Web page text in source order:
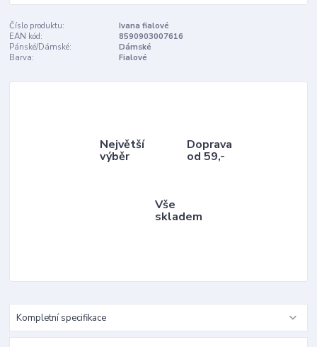
Číslo produktu:
Ivana fialové
EAN kód:
8590903007616
Pánské/Dámské:
Dámské
Barva:
Fialové
Největší
výběr
Doprava
od 59,-
Vše
skladem
Kompletní specifikace